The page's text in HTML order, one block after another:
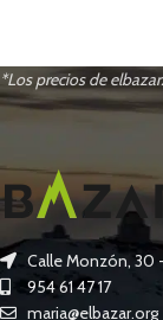
*Los precios de
Calle Monzón, 30
954 61 47 17
maria@elbazar.org